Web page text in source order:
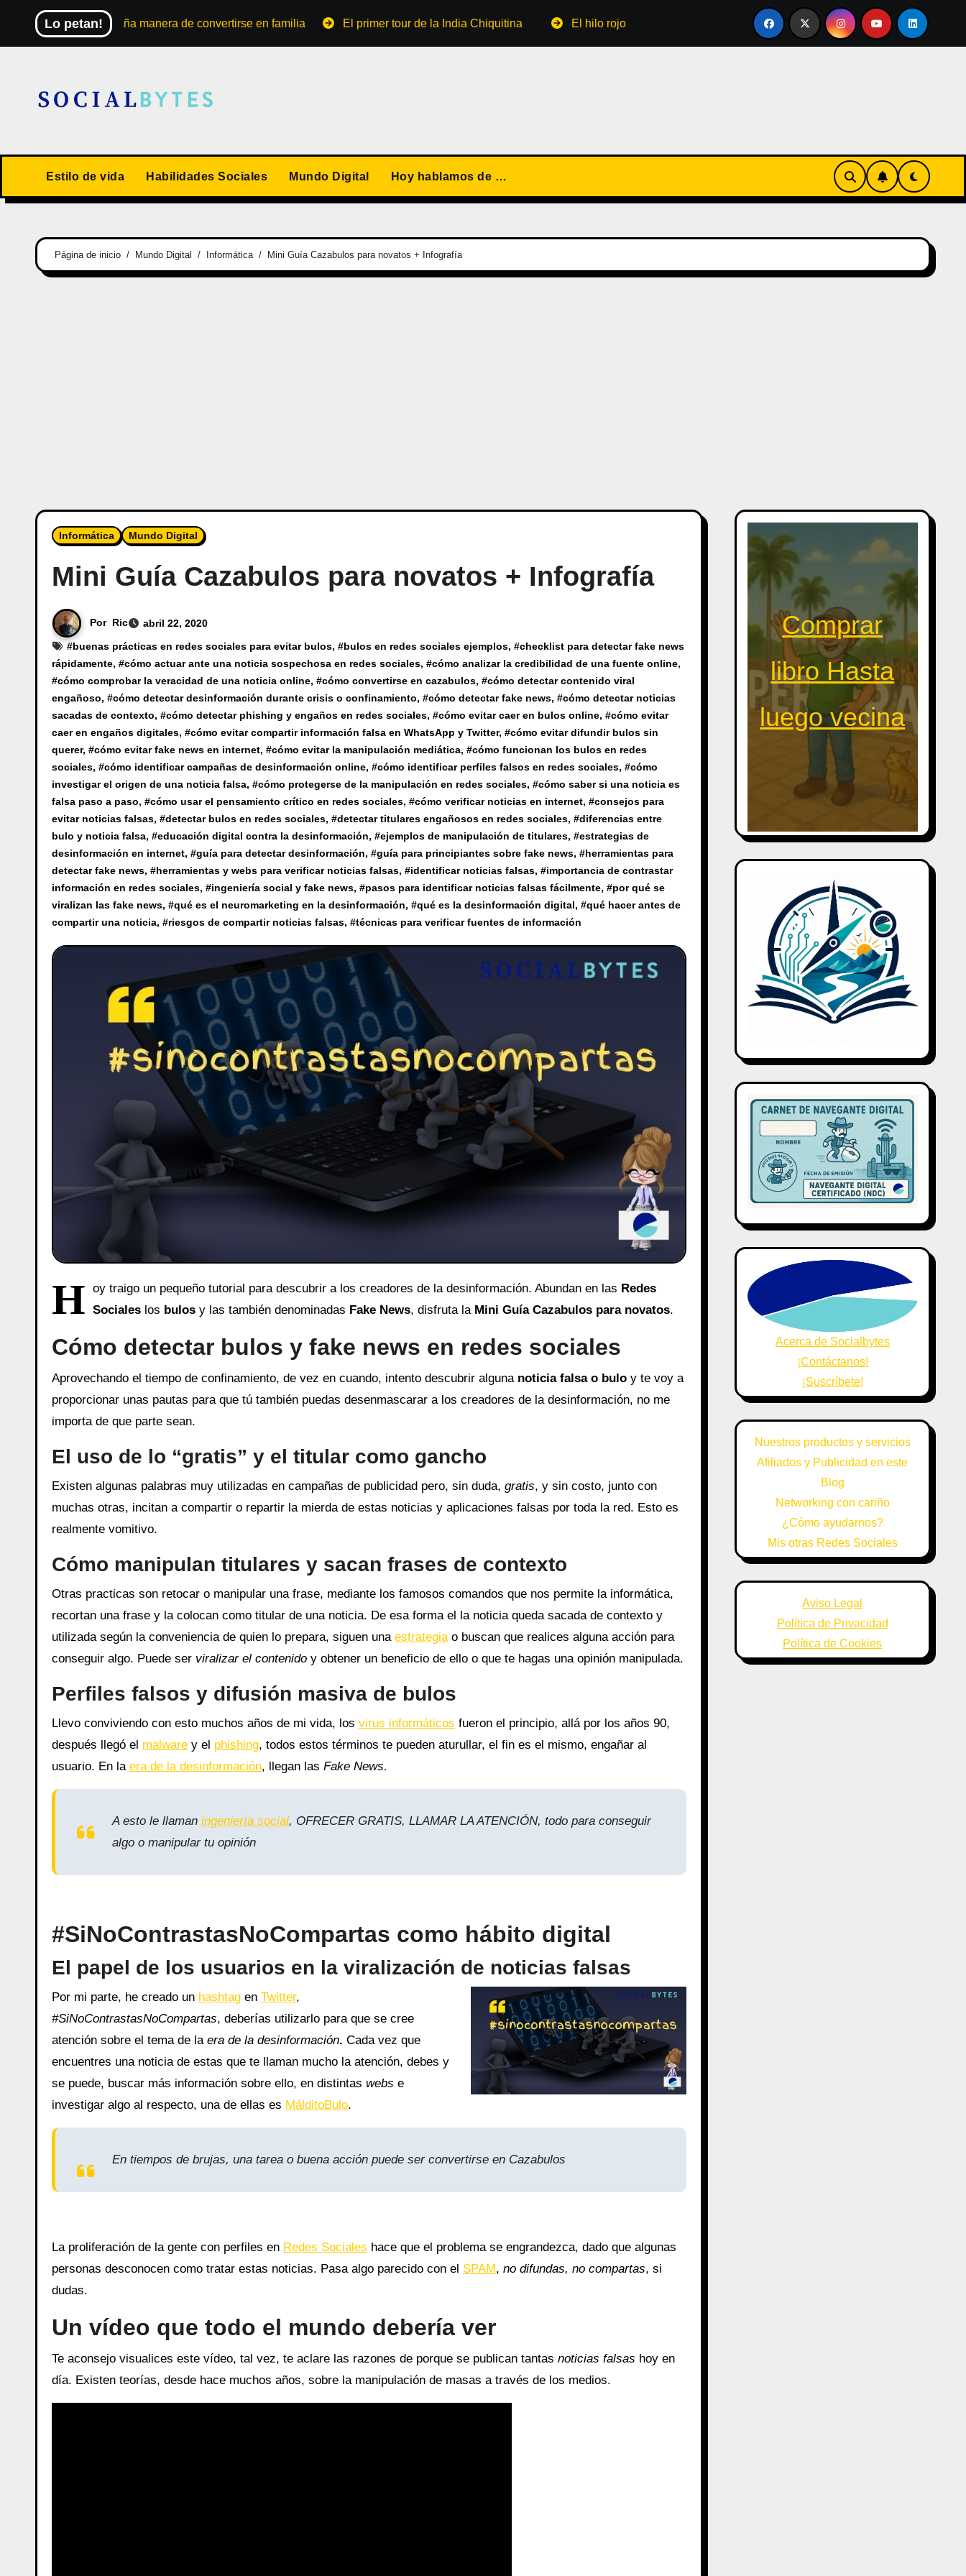
contenido
Lo petan!
La extraña manera de convertirse en familia El primer tour de la India Chiquitina El hilo rojo que no pedía permiso El Mundial de los campeones sin modales
Estilo de vida Habilidades Sociales Mundo Digital Hoy hablamos de …
Página de inicio Mundo Digital Informática Mini Guía Cazabulos para novatos + Infografía
Informática Mundo Digital
Mini Guía Cazabulos para novatos + Infografía
Por Ric
abril 22, 2020
#buenas prácticas en redes sociales para evitar bulos, #bulos en redes sociales ejemplos, #checklist para detectar fake news
rápidamente, #cómo actuar ante una noticia sospechosa en redes sociales, #cómo analizar la credibilidad de una fuente online,
#cómo comprobar la veracidad de una noticia online, #cómo convertirse en cazabulos, #cómo detectar contenido viral
engañoso, #cómo detectar desinformación durante crisis o confinamiento, #cómo detectar fake news, #cómo detectar noticias
sacadas de contexto, #cómo detectar phishing y engaños en redes sociales, #cómo evitar caer en bulos online, #cómo evitar
caer en engaños digitales, #cómo evitar compartir información falsa en WhatsApp y Twitter, #cómo evitar difundir bulos sin
querer, #cómo evitar fake news en internet, #cómo evitar la manipulación mediática, #cómo funcionan los bulos en redes
sociales, #cómo identificar campañas de desinformación online, #cómo identificar perfiles falsos en redes sociales, #cómo
investigar el origen de una noticia falsa, #cómo protegerse de la manipulación en redes sociales, #cómo saber si una noticia es
falsa paso a paso, #cómo usar el pensamiento crítico en redes sociales, #cómo verificar noticias en internet, #consejos para
evitar noticias falsas, #detectar bulos en redes sociales, #detectar titulares engañosos en redes sociales, #diferencias entre
bulo y noticia falsa, #educación digital contra la desinformación, #ejemplos de manipulación de titulares, #estrategias de
desinformación en internet, #guía para detectar desinformación, #guía para principiantes sobre fake news, #herramientas para
detectar fake news, #herramientas y webs para verificar noticias falsas, #identificar noticias falsas, #importancia de contrastar
información en redes sociales, #ingeniería social y fake news, #pasos para identificar noticias falsas fácilmente, #por qué se
viralizan las fake news, #qué es el neuromarketing en la desinformación, #qué es la desinformación digital, #qué hacer antes de
compartir una noticia, #riesgos de compartir noticias falsas, #técnicas para verificar fuentes de información
H oy traigo un pequeño tutorial para descubrir a los creadores de la desinformación. Abundan en las Redes
Sociales los bulos y las también denominadas Fake News, disfruta la Mini Guía Cazabulos para novatos.
Cómo detectar bulos y fake news en redes sociales
Aprovechando el tiempo de confinamiento, de vez en cuando, intento descubrir alguna noticia falsa o bulo y te voy a
proporcionar unas pautas para que tú también puedas desenmascarar a los creadores de la desinformación, no me
importa de que parte sean.
El uso de lo “gratis” y el titular como gancho
Existen algunas palabras muy utilizadas en campañas de publicidad pero, sin duda, gratis, y sin costo, junto con
muchas otras, incitan a compartir o repartir la mierda de estas noticias y aplicaciones falsas por toda la red. Esto es
realmente vomitivo.
Cómo manipulan titulares y sacan frases de contexto
Otras practicas son retocar o manipular una frase, mediante los famosos comandos que nos permite la informática,
recortan una frase y la colocan como titular de una noticia. De esa forma el la noticia queda sacada de contexto y
utilizada según la conveniencia de quien lo prepara, siguen una estrategiao buscan que realices alguna acción para
conseguir algo. Puede ser viralizar el contenido y obtener un beneficio de ello o que te hagas una opinión manipulada.
Perfiles falsos y difusión masiva de bulos
Llevo conviviendo con esto muchos años de mi vida, los virus informáticos fueron el principio, allá por los años 90,
después llegó el malware y el phishing, todos estos términos te pueden aturullar, el fin es el mismo, engañar al
usuario. En la era de la desinformación, llegan las Fake News.
A esto le llaman ingeniería social, OFRECER GRATIS, LLAMAR LA ATENCIÓN, todo para conseguir
algo o manipular tu opinión
#SiNoContrastasNoCompartas como hábito digital
El papel de los usuarios en la viralización de noticias falsas
Por mi parte, he creado un hashtag en Twitter,
#SiNoContrastasNoCompartas, deberías utilizarlo para que se cree
atención sobre el tema de la era de la desinformación. Cada vez que
encuentres una noticia de estas que te llaman mucho la atención, debes y
se puede, buscar más información sobre ello, en distintas webs e
investigar algo al respecto, una de ellas es MálditoBulo.
En tiempos de brujas, una tarea o buena acción puede ser convertirse en Cazabulos
La proliferación de la gente con perfiles en Redes Sociales hace que el problema se engrandezca, dado que algunas
personas desconocen como tratar estas noticias. Pasa algo parecido con el SPAM, no difundas, no compartas, si
dudas.
Un vídeo que todo el mundo debería ver
Te aconsejo visualices este vídeo, tal vez, te aclare las razones de porque se publican tantas noticias falsas hoy en
día. Existen teorías, desde hace muchos años, sobre la manipulación de masas a través de los medios.
Comprar
libro Hasta
luego vecina
Acerca de Socialbytes
¡Contáctanos!
¡Suscríbete!
Nuestros productos y servicios
Afiliados y Publicidad en este
Blog
Networking con cariño
¿Cómo ayudarnos?
Mis otras Redes Sociales
Aviso Legal
Política de Privacidad
Política de Cookies